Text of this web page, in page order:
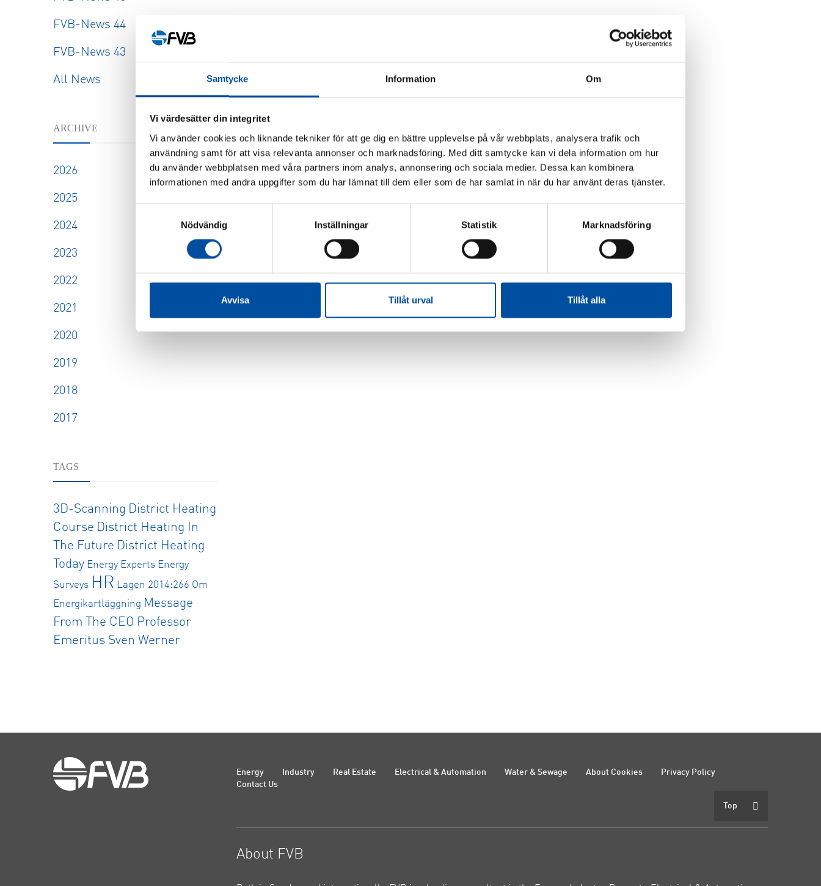
Samtycke Information Om
Vi värdesätter din integritet
Vi använder cookies och liknande tekniker för att ge dig en bättre upplevelse på vår webbplats, analysera trafik och
användning samt för att visa relevanta annonser och marknadsföring. Med ditt samtycke kan vi dela information om hur
du använder webbplatsen med våra partners inom analys, annonsering och sociala medier. Dessa kan kombinera
informationen med andra uppgifter som du har lämnat till dem eller som de har samlat in när du har använt deras tjänster.
Nödvändig
Inställningar Statistik Marknadsföring
Avvisa Tillåt urval Tillåt alla
FVB-News 44
FVB-News 43
All News
ARCHIVE
2026
2025
2024
2023
2022
2021
2020
2019
2018
2017
TAGS
3D-Scanning District Heating
Course District Heating In
The Future District Heating
Today Energy Experts Energy
Surveys HR Lagen 2014:266 Om
Energikartläggning Message
From The CEO Professor
Emeritus Sven Werner
Energy Industry Real Estate Electrical & Automation Water & Sewage About Cookies
Privacy Policy
Contact Us
Top
About FVB